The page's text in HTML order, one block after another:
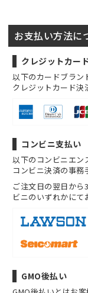
お支払い方法に
クレジットカー
以下のカードブラン
クレジットカード決
コンビニ支払い
以下のコンビニエン
コンビニ決済の事務
ご注文日の翌日か
ビニのいずれかにて
GMO後払い